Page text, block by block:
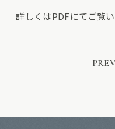
詳しくはPDFにてご覧い